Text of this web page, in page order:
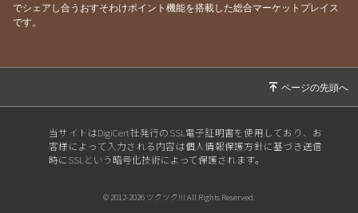
でシェアし合うおすそわけポイント機能を搭載した総合マーケットプレイス
です。
当サイトはDigiCert社発行のSSL電子証明書を使用しており、お
客様によって入力される内容は個人情報保護方針に基づき送信
時にSSLという暗号化技術によって保護されます。
© 2012-2026 ツクツク!!! All Rights Reserved.